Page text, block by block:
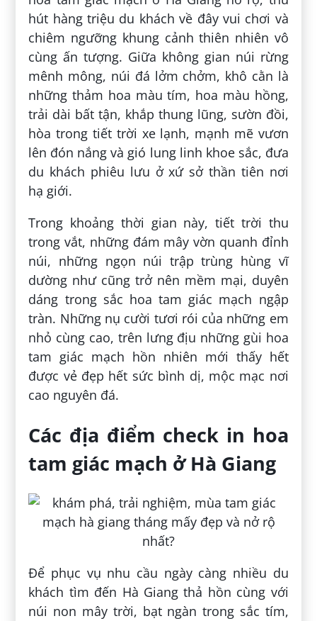
hút hàng triệu du khách về đây vui chơi và
chiêm ngưỡng khung cảnh thiên nhiên vô
cùng ấn tượng. Giữa không gian núi rừng
mênh mông, núi đá lởm chởm, khô cằn là
những thảm hoa màu tím, hoa màu hồng,
trải dài bất tận, khắp thung lũng, sườn đồi,
hòa trong tiết trời xe lạnh, mạnh mẽ vươn
lên đón nắng và gió lung linh khoe sắc, đưa
du khách phiêu lưu ở xứ sở thần tiên nơi
hạ giới.
Trong khoảng thời gian này, tiết trời thu
trong vắt, những đám mây vờn quanh đỉnh
núi, những ngọn núi trập trùng hùng vĩ
dường như cũng trở nên mềm mại, duyên
dáng trong sắc hoa tam giác mạch ngập
tràn. Những nụ cười tươi rói của những em
nhỏ cùng cao, trên lưng địu những gùi hoa
tam giác mạch hồn nhiên mới thấy hết
được vẻ đẹp hết sức bình dị, mộc mạc nơi
cao nguyên đá.
Các địa điểm check in hoa
tam giác mạch ở Hà Giang
Để phục vụ nhu cầu ngày càng nhiều du
khách tìm đến Hà Giang thả hồn cùng với
núi non mây trời, bạt ngàn trong sắc tím,